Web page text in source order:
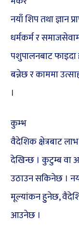
नयाँ शिप तथा ज्ञान
धर्मकर्म र
पशुपालनबाट फाइदा
बन्नेछ र काममा
।
कुम्भ
वैदेशिक क्षेत्रबाट
देखिन्छ । कुटुम्ब
उठाउन सकिनेछ ।
मूल्यांकन हुुनेछ,
आउनेछ ।